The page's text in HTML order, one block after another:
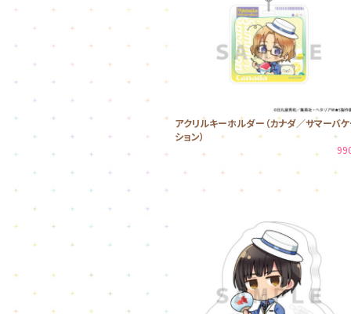
アクリルキーホルダー（カナダ／サマーバ
ション）